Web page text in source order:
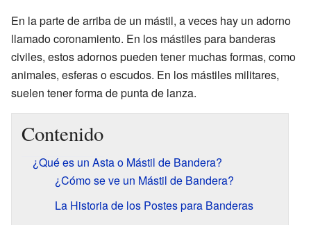
En la parte de arriba de un mástil, a veces hay un adorno
llamado coronamiento. En los mástiles para banderas
civiles, estos adornos pueden tener muchas formas, como
animales, esferas o escudos. En los mástiles militares,
suelen tener forma de punta de lanza.
Contenido
¿Qué es un Asta o Mástil de Bandera?
¿Cómo se ve un Mástil de Bandera?
La Historia de los Postes para Banderas